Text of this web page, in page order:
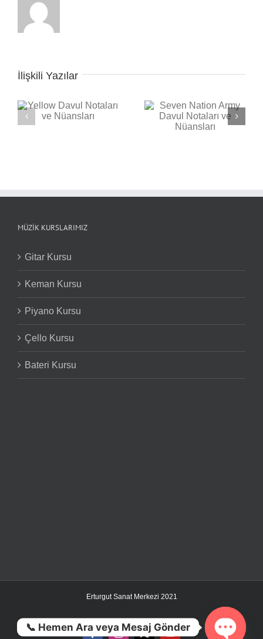
İlişkili Yazılar
Seven Nation Army
Back in Black Davul
Notaları ve Nüansları
MÜZIK KURSLARIMIZ
Gitar Kursu
Keman Kursu
Piyano Kursu
Çello Kursu
Bateri Kursu
Erturgut Sanat Merkezi 2021
FacebookInstagram
X YouTube
📞 Hemen Ara veya Mesaj Gönder